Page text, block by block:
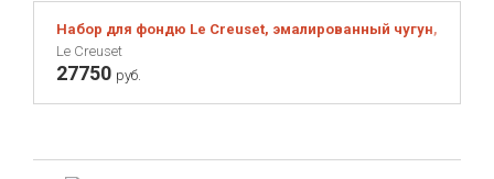
Набор для фондю Le Creuset, эмалированный чугун,
Le Creuset
27750 руб.